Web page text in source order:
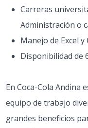
Carreras
Administración o
Manejo de Excel y
Disponibilidad de
En Coca-Cola Andina
equipo de trabajo
grandes beneficios